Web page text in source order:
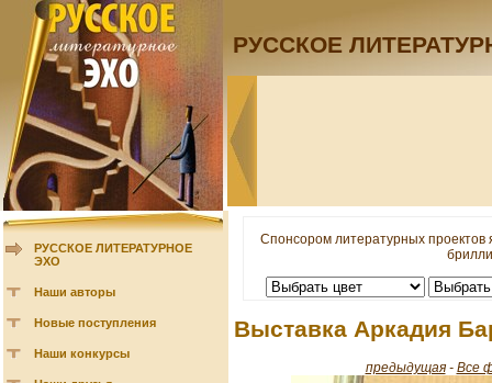
РУССКОЕ
РУССКОЕ ЛИТЕРАТУРНОЕ
ЭХО
Наши авторы
Новые поступления
Наши конкурсы
Спонсором литературных
Выставка Аркадия
предыдущая- Все